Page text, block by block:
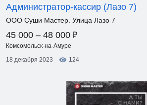
Администратор-кассир (Лазо 7)
ООО Суши Мастер. Улица Лазо 7
45 000 – 48 000 ₽
Комсомольск-на-Амуре
18 декабря 2023
124